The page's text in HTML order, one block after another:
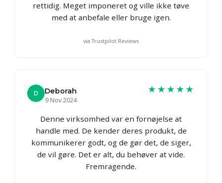
rettidig. Meget imponeret og ville ikke tøve
med at anbefale eller bruge igen.
via Trustpilot Reviews
D
Deborah
9 Nov 2024
★★★★★
Denne virksomhed var en fornøjelse at
handle med. De kender deres produkt, de
kommunikerer godt, og de gør det, de siger,
de vil gøre. Det er alt, du behøver at vide.
Fremragende.